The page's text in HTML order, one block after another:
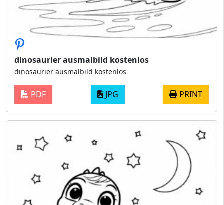
dinosaurier ausmalbild kostenlos
dinosaurier ausmalbild kostenlos
PDF JPG PRINT